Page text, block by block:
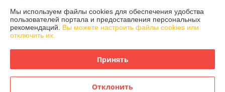
График работы
Полная версия сайта
Политика обработки cookies
Сайт создан на платформе Deal.by
Мы используем файлы cookies для обеспечения удобства
пользователей портала и предоставления персональных
рекомендаций. Вы можете настроить файлы cookies или
отключить их.
Принять
Отклонить